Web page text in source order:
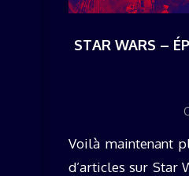
STAR WARS –
Voilà maintenant
d’articles sur Star